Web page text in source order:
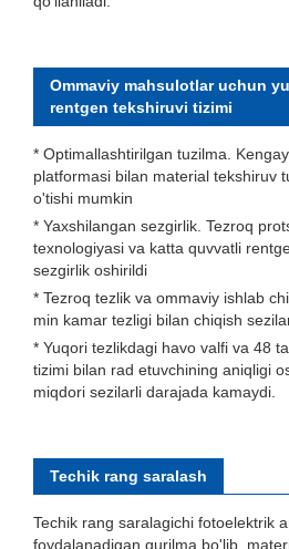
Ommaviy mahsulotlar uchun
rentgen tekshiruvi tizimi
* Optimallashtirilgan tuzilma.
platformasi bilan material tekshiruv
o'tishi mumkin
* Yaxshilangan sezgirlik. Tezroq
texnologiyasi va katta quvvatli
sezgirlik oshirildi
* Tezroq tezlik va ommaviy ishlab
min kamar tezligi bilan chiqish
* Yuqori tezlikdagi havo valfi va 48
tizimi bilan rad etuvchining aniqligi
miqdori sezilarli darajada kamaydi.
Techik rang saralash
Techik rang saralagichi fotoelektrik
foydalanadigan qurilma bo'lib,